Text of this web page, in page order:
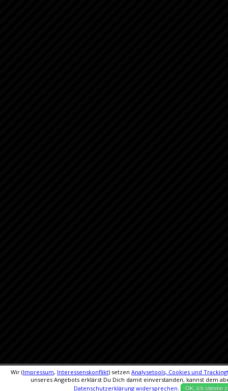
Wir (Impressum, Interessenskonflikt) setzen Analysetools, Cookies und
unseres Angebots erklärst Du Dich damit einverstanden, kannst dem
Datenschutzerklärung widersprechen.